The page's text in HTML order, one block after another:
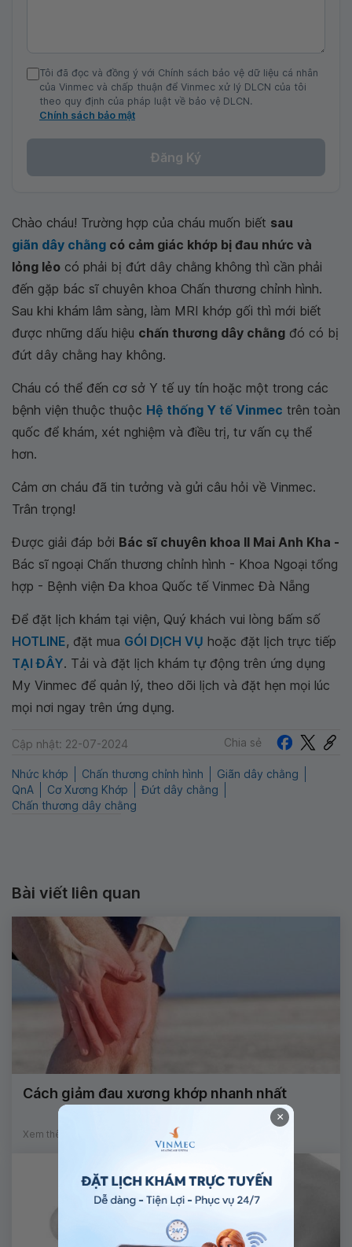
Tôi đã đọc và đồng ý với Chính sách bảo vệ dữ liệu cá nhân
của Vinmec và chấp thuận để Vinmec xử lý DLCN của tôi
theo quy định của pháp luật về bảo vệ DLCN.
Chính sách bảo mật
Đăng Ký
Chào cháu! Trường hợp của cháu muốn biết sau
giãn dây chằng có cảm giác khớp bị đau nhức và
lỏng lẻo có phải bị đứt dây chằng không thì cần phải
đến gặp bác sĩ chuyên khoa Chấn thương chỉnh hình.
Sau khi khám lâm sàng, làm MRI khớp gối thì mới biết
được những dấu hiệu chấn thương dây chằng đó có bị
đứt dây chằng hay không.
Cháu có thể đến cơ sở Y tế uy tín hoặc một trong các
bệnh viện thuộc thuộc Hệ thống Y tế Vinmec trên toàn
quốc để khám, xét nghiệm và điều trị, tư vấn cụ thể
hơn.
Cảm ơn cháu đã tin tưởng và gửi câu hỏi về Vinmec.
Trân trọng!
Được giải đáp bởi Bác sĩ chuyên khoa II Mai Anh Kha -
Bác sĩ ngoại Chấn thương chỉnh hình - Khoa Ngoại tổng
hợp - Bệnh viện Đa khoa Quốc tế Vinmec Đà Nẵng
Để đặt lịch khám tại viện, Quý khách vui lòng bấm số
HOTLINE, đặt mua GÓI DỊCH VỤ hoặc đặt lịch trực tiếp
TẠI ĐÂY. Tải và đặt lịch khám tự động trên ứng dụng
My Vinmec để quản lý, theo dõi lịch và đặt hẹn mọi lúc
mọi nơi ngay trên ứng dụng.
Cập nhật: 22-07-2024 Chia sẻ
Nhức khớp Chấn thương chỉnh hình
Giãn dây chằng
QnA
Cơ Xương Khớp
Đứt dây chằng
Chấn thương dây chằng
Bài viết liên quan
Cách giảm đau xương khớp nhanh nhất
Xem thêm
×